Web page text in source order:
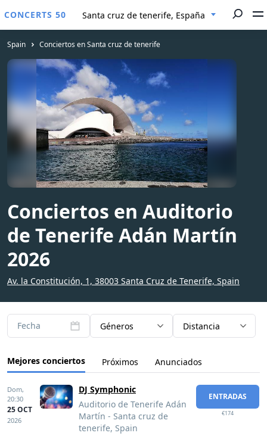
CONCERTS 50 Santa cruz de tenerife, España
Spain Conciertos en Santa cruz de tenerife
Conciertos en Auditorio
de Tenerife Adán Martín
2026
Av. la Constitución, 1, 38003 Santa Cruz de Tenerife, Spain
Fecha Géneros Distancia
Mejores conciertos Próximos Anunciados
Dom,
20:30
25 OCT
2026
DJ Symphonic
Auditorio de Tenerife Adán
Martín - Santa cruz de
tenerife, Spain
ENTRADAS
€174